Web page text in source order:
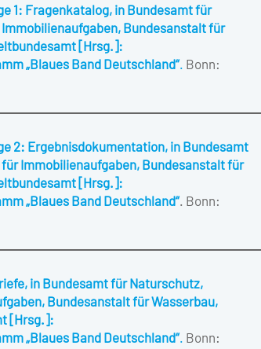
1: Fragenkatalog, in Bundesamt für
Bundesanstalt für
[Hrsg.]:
„Blaues Band Deutschland“. Bonn:
2: Ergebnisdokumentation, in Bundesamt
Immobilienaufgaben, Bundesanstalt für
[Hrsg.]:
„Blaues Band Deutschland“. Bonn:
in Bundesamt für Naturschutz,
Bundesanstalt für Wasserbau,
[Hrsg.]:
„Blaues Band Deutschland“. Bonn: